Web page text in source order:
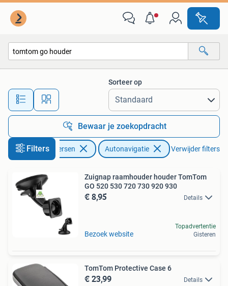
Alle afstanden…
Sorteer op
Bewaar je zoekopdracht
Filters
Auto diversen Autonavigatie Verwijder filters
Zuignap raamhouder houder TomTom
GO 520 530 720 730 920 930
€ 8,95 Details
Bezoek website
Topadvertentie
Gisteren
TomTom Protective Case 6
€ 23,99 Details